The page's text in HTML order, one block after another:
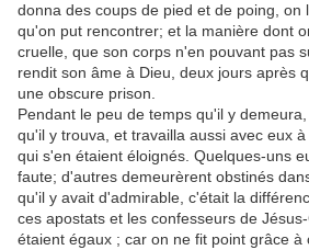
donna des coups de pied et de poing, on
qu'on put rencontrer; et la manière dont
cruelle, que son corps n'en pouvant pas
rendit son âme à Dieu, deux jours après
une obscure prison.
Pendant le peu de temps qu'il y
qu'il y trouva, et travailla aussi avec eux
qui s'en étaient éloignés. Quelques-uns
faute; d'autres demeurèrent obstinés
qu'il y avait d'admirable, c'était la
ces apostats et les confesseurs de
étaient égaux ; car on ne fit point grâce à